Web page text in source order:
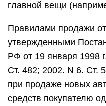
главной вещи
Правилами продажи
утвержденными
РФ от 19 января 1998
Ст. 482; 2002. N 6. Ст.
при продаже новых
средств покупателю